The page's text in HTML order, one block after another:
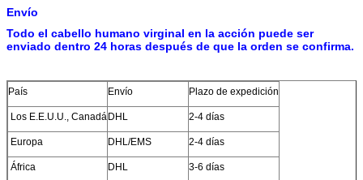
Envío
Todo el cabello humano virginal en la acción puede ser
enviado dentro 24 horas después de que la orden se confirma.
País Envío Plazo de expedición
Los E.E.U.U., CanadáDHL 2-4 días
Europa DHL/EMS 2-4 días
África DHL 3-6 días